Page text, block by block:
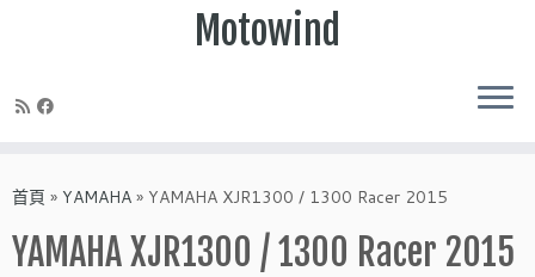
to
Motowind
首頁 » YAMAHA » YAMAHA XJR1300 / 1300 Racer 2015
YAMAHA XJR1300 / 1300 Racer 2015